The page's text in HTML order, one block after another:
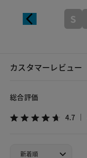
S
カスタマーレビュー
総合評価
4.7